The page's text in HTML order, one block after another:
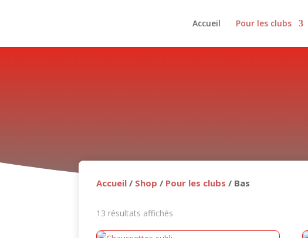
Accueil Pour les clubs
Accueil / Shop / Pour les clubs / Bas
13 résultats affichés